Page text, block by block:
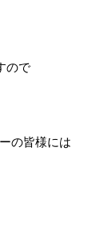
ので
の皆様には